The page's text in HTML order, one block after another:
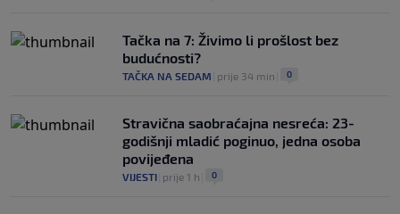
Tačka na 7: Živimo li prošlost bez
budućnosti?
TAČKA NA SEDAM prije 34 min 0
Stravična saobraćajna nesreća: 23-
godišnji mladić poginuo, jedna osoba
povijeđena
VIJESTI prije 1 h 0